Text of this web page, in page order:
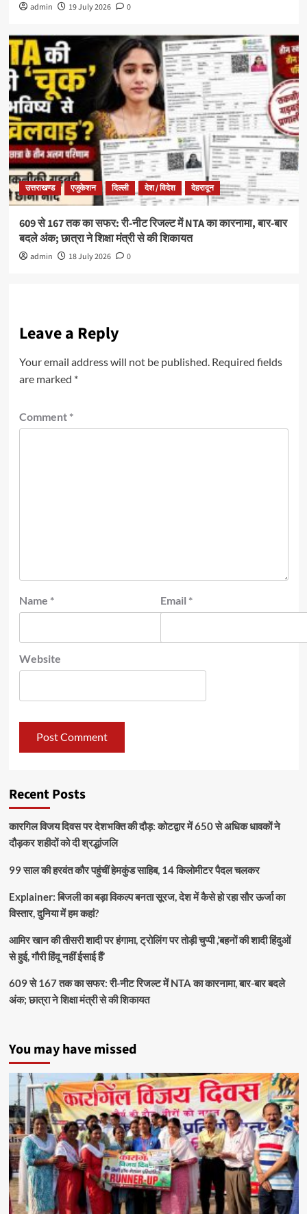
admin 19 July 2026 0
उत्तराखण्ड एजुकेशन दिल्ली देश / विदेश देहरादून
609 से 167 तक का सफर: री-नीट रिजल्ट में NTA का कारनामा, बार-बार
बदले अंक; छात्रा ने शिक्षा मंत्री से की शिकायत
admin 18 July 2026 0
Leave a Reply
Your email address will not be published. Required fields
are marked *
Comment *
Name * Email *
Website
Recent Posts
कारगिल विजय दिवस पर देशभक्ति की दौड़: कोटद्वार में 650 से अधिक धावकों ने
दौड़कर शहीदों को दी श्रद्धांजलि
99 साल की हरवंत कौर पहुंचीं हेमकुंड साहिब, 14 किलोमीटर पैदल चलकर
Explainer: बिजली का बड़ा विकल्प बनता सूरज, देश में कैसे हो रहा सौर ऊर्जा का
विस्तार, दुनिया में हम कहां?
आमिर खान की तीसरी शादी पर हंगामा, ट्रोलिंग पर तोड़ी चुप्पी ,’बहनों की शादी हिंदुओं
से हुई, गौरी हिंदू नहीं ईसाई हैं’
609 से 167 तक का सफर: री-नीट रिजल्ट में NTA का कारनामा, बार-बार बदले
अंक; छात्रा ने शिक्षा मंत्री से की शिकायत
You may have missed